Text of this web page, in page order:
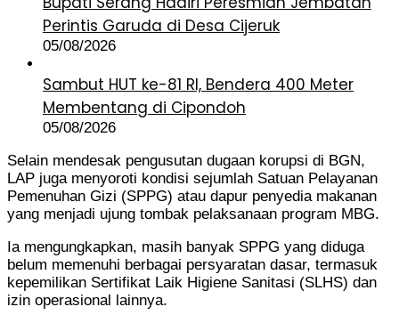
Perintis Garuda di Desa Cijeruk
05/08/2026
Sambut HUT ke-81 RI, Bendera 400 Meter
Membentang di Cipondoh
05/08/2026
Selain mendesak pengusutan dugaan korupsi di BGN,
LAP juga menyoroti kondisi sejumlah Satuan Pelayanan
Pemenuhan Gizi (SPPG) atau dapur penyedia makanan
yang menjadi ujung tombak pelaksanaan program MBG.
Ia mengungkapkan, masih banyak SPPG yang diduga
belum memenuhi berbagai persyaratan dasar, termasuk
kepemilikan Sertifikat Laik Higiene Sanitasi (SLHS) dan
izin operasional lainnya.